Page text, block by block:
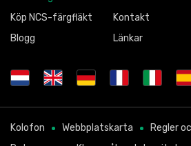
Köp NCS-färgfläkt
Blogg
Kontakt
Länkar
Kolofon Webbplatskarta
Regler